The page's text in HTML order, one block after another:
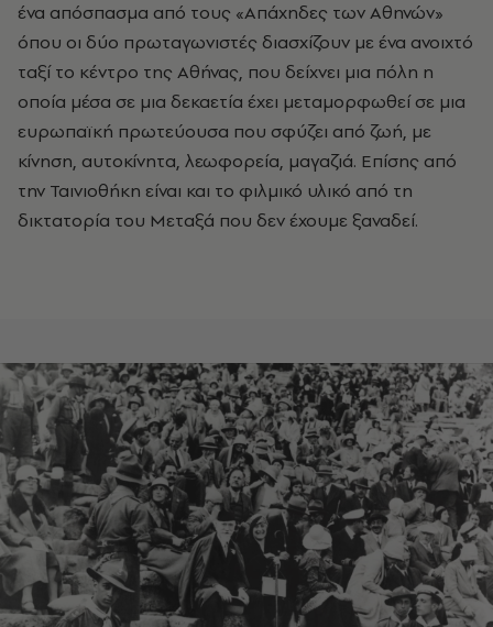
ένα απόσπασμα από τους «Απάχηδες των Αθηνών»
όπου οι δύο πρωταγωνιστές διασχίζουν με ένα ανοιχτό
ταξί το κέντρο της Αθήνας, που δείχνει μια πόλη η
οποία μέσα σε μια δεκαετία έχει μεταμορφωθεί σε μια
ευρωπαϊκή πρωτεύουσα που σφύζει από ζωή, με
κίνηση, αυτοκίνητα, λεωφορεία, μαγαζιά. Επίσης από
την Ταινιοθήκη είναι και το φιλμικό υλικό από τη
δικτατορία του Μεταξά που δεν έχουμε ξαναδεί.